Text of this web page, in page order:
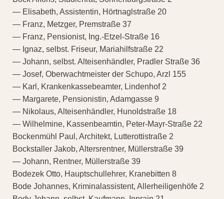
— Elisabeth, Assistentin, Hörtnaglstraße 20
— Franz, Metzger, Premstraße 37
— Franz, Pensionist, Ing.-Etzel-Straße 16
— Ignaz, selbst. Friseur, Mariahilfstraße 22
— Johann, selbst. Alteisenhändler, Pradler Straße 36
— Josef, Oberwachtmeister der Schupo, Arzl 155
— Karl, Krankenkassebeamter, Lindenhof 2
— Margarete, Pensionistin, Adamgasse 9
— Nikolaus, Alteisenhändler, Hunoldstraße 18
— Wilhelmine, Kassenbeamtin, Peter-Mayr-Straße 22
Bockenmühl Paul, Architekt, Lutterottistraße 2
Bockstaller Jakob, Altersrentner, Müllerstraße 39
— Johann, Rentner, Müllerstraße 39
Bodezek Otto, Hauptschullehrer, Kranebitten 8
Bode Johannes, Kriminalassistent, Allerheiligenhöfe 2